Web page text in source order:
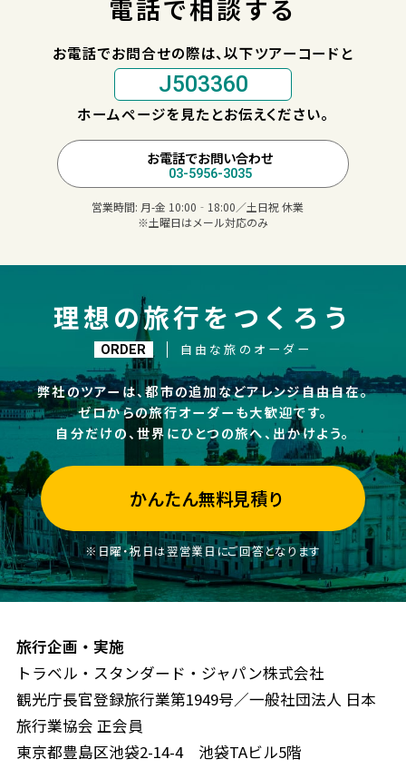
電話で相談する
お電話でお問合せの際は、以下ツアーコードと
J503360
ホームページを見たとお伝えください。
お電話でお問い合わせ
03-5956-3035
営業時間: 月-金 10:00‐18:00／土日祝 休業
※土曜日はメール対応のみ
理想の旅行をつくろう
ORDER 自由な旅のオーダー
弊社のツアーは、都市の追加などアレンジ自由自在。
ゼロからの旅行オーダーも大歓迎です。
自分だけの、世界にひとつの旅へ、出かけよう。
かんたん無料見積り
※日曜・祝日は翌営業日にご回答となります
旅行企画・実施
トラベル・スタンダード・ジャパン株式会社
観光庁長官登録旅行業第1949号／一般社団法人 日本
旅行業協会 正会員
東京都豊島区池袋2-14-4 池袋TAビル5階